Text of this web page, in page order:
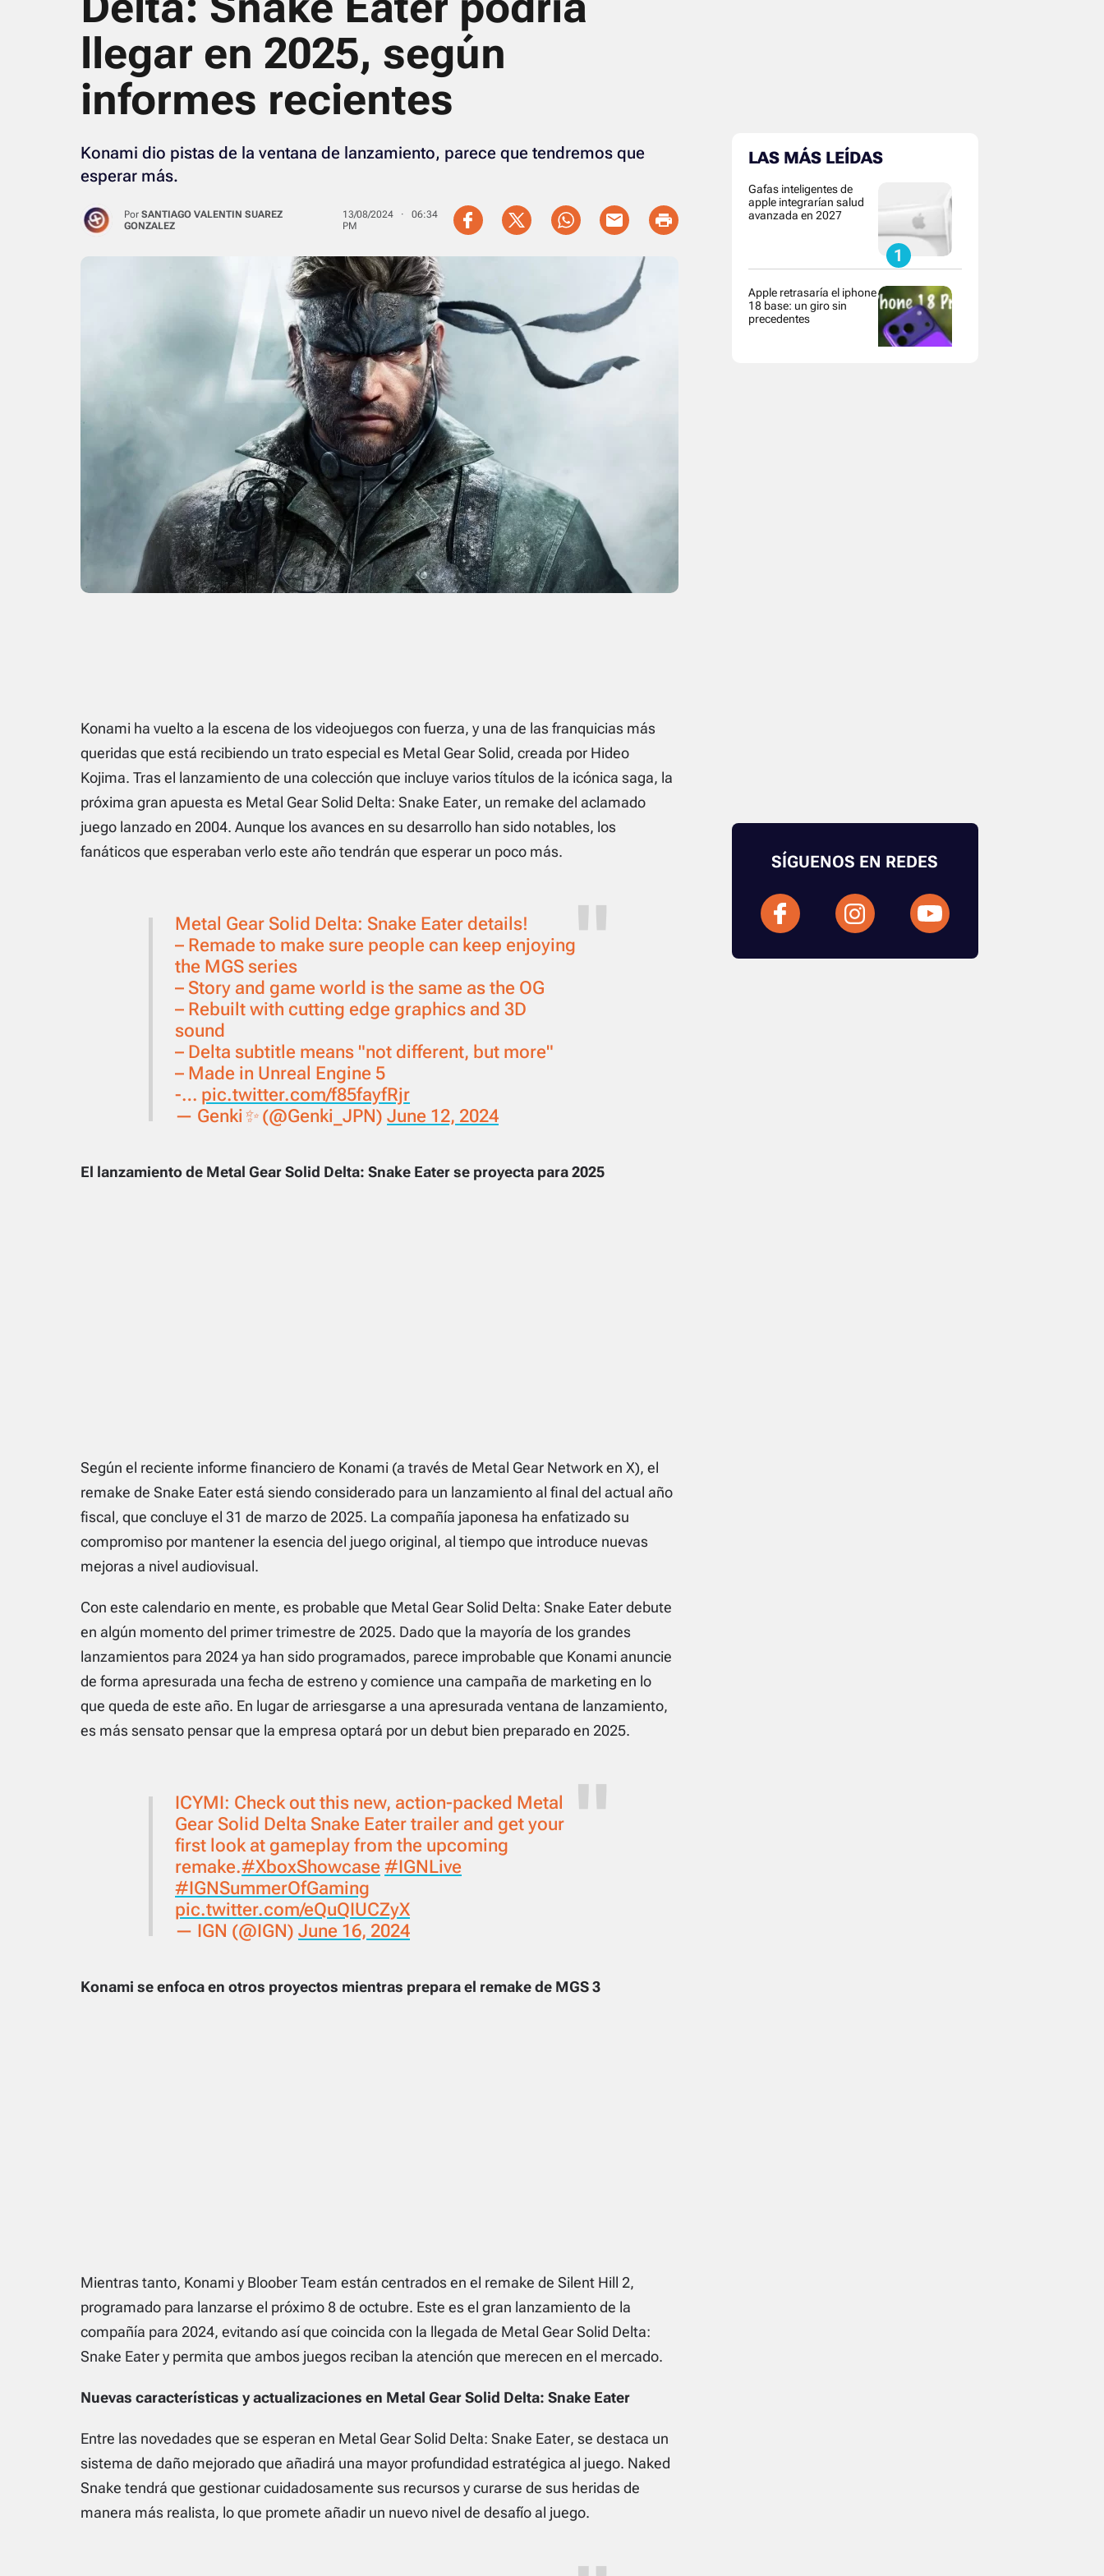
llegar en 2025, según
informes recientes
Konami dio pistas de la ventana de lanzamiento, parece que tendremos que
esperar más.
PorSANTIAGO VALENTIN SUAREZ
GONZALEZ
13/08/2024 · 06:34
PM
Konami ha vuelto a la escena de los videojuegos con fuerza, y una de las franquicias más
queridas que está recibiendo un trato especial es Metal Gear Solid, creada por Hideo
Kojima. Tras el lanzamiento de una colección que incluye varios títulos de la icónica saga, la
próxima gran apuesta es Metal Gear Solid Delta: Snake Eater, un remake del aclamado
juego lanzado en 2004. Aunque los avances en su desarrollo han sido notables, los
fanáticos que esperaban verlo este año tendrán que esperar un poco más.
Metal Gear Solid Delta: Snake Eater details!
– Remade to make sure people can keep enjoying
the MGS series
– Story and game world is the same as the OG
– Rebuilt with cutting edge graphics and 3D
sound
– Delta subtitle means "not different, but more"
– Made in Unreal Engine 5
-… pic.twitter.com/f85fayfRjr
— Genki✨ (@Genki_JPN) June 12, 2024
El lanzamiento de Metal Gear Solid Delta: Snake Eaterse proyecta para 2025
Según el reciente informe financiero de Konami (a través de Metal Gear Networken X), el
remake de Snake Eaterestá siendo considerado para un lanzamiento al final del actual año
fiscal, que concluye el 31 de marzo de 2025. La compañía japonesa ha enfatizado su
compromiso por mantener la esencia del juego original, al tiempo que introduce nuevas
mejoras a nivel audiovisual.
Con este calendario en mente, es probable que Metal Gear Solid Delta: Snake Eaterdebute
en algún momento del primer trimestre de 2025. Dado que la mayoría de los grandes
lanzamientos para 2024 ya han sido programados, parece improbable que Konami anuncie
de forma apresurada una fecha de estreno y comience una campaña de marketing en lo
que queda de este año. En lugar de arriesgarse a una apresurada ventana de lanzamiento,
es más sensato pensar que la empresa optará por un debut bien preparado en 2025.
ICYMI: Check out this new, action-packed Metal
Gear Solid Delta Snake Eater trailer and get your
first look at gameplay from the upcoming
remake.#XboxShowcase #IGNLive
#IGNSummerOfGaming
pic.twitter.com/eQuQIUCZyX
— IGN (@IGN) June 16, 2024
Konami se enfoca en otros proyectos mientras prepara el remake de MGS 3
Mientras tanto, Konami y Bloober Team están centrados en el remake de Silent Hill 2,
programado para lanzarse el próximo 8 de octubre. Este es el gran lanzamiento de la
compañía para 2024, evitando así que coincida con la llegada de Metal Gear Solid Delta:
Snake Eatery permita que ambos juegos reciban la atención que merecen en el mercado.
Nuevas características y actualizaciones en Metal Gear Solid Delta: Snake Eater
Entre las novedades que se esperan en Metal Gear Solid Delta: Snake Eater, se destaca un
sistema de daño mejorado que añadirá una mayor profundidad estratégica al juego. Naked
Snake tendrá que gestionar cuidadosamente sus recursos y curarse de sus heridas de
manera más realista, lo que promete añadir un nuevo nivel de desafío al juego.
LAS MÁS LEÍDAS
Gafas inteligentes de
apple integrarían salud
avanzada en 2027
Apple retrasaría el iphone
18 base: un giro sin
precedentes
SÍGUENOS EN REDES